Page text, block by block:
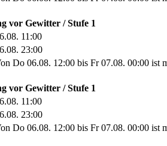
vor Gewitter / Stufe 1
11:00
23:00
Do 06.08. 12:00 bis Fr 07.08. 00:00 ist
vor Gewitter / Stufe 1
11:00
23:00
Do 06.08. 12:00 bis Fr 07.08. 00:00 ist